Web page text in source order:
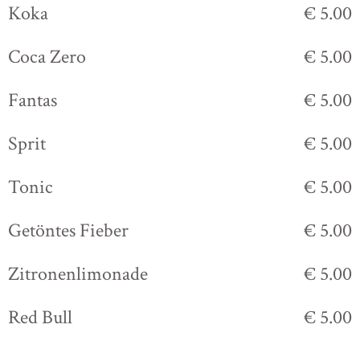
Koka
€ 5.00
Coca Zero
€ 5.00
Fantas
€ 5.00
Sprit
€ 5.00
Tonic
€ 5.00
Getöntes Fieber
€ 5.00
Zitronenlimonade
€ 5.00
Red Bull
€ 5.00